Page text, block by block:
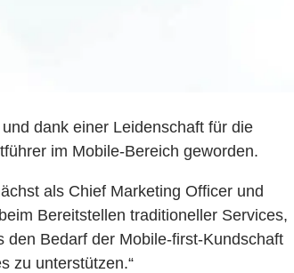
dank einer Leidenschaft für die
im Mobile-Bereich geworden.
als Chief Marketing Officer und
Bereitstellen traditioneller Services,
den Bedarf der Mobile-first-Kundschaft
zu unterstützen.“